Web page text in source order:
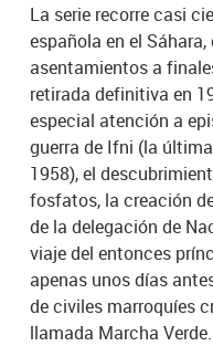
La serie recorre casi
española en el
asentamientos a
retirada definitiva en
especial atención a
guerra de Ifni (la
1958), el
fosfatos, la creación
de la delegación de
viaje del entonces
apenas unos días
de civiles marroquíes
llamada Marcha Verde.